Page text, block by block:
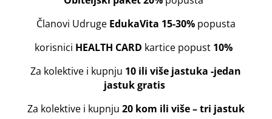
Članovi Udruge EdukaVita 15-30%popusta
korisnici HEALTH CARD kartice popust 10%
Za kolektive i kupnju 10 ili više jastuka -jedan
jastuk gratis
Za kolektive i kupnju 20 kom ili više – tri jastuk